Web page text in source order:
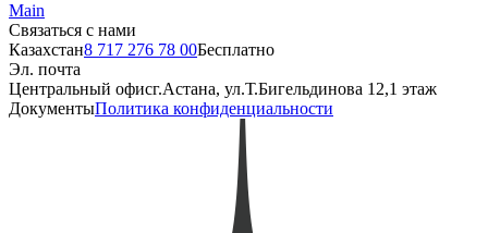
Main
Связаться с нами
Казахстан8 717 276 78 00Бесплатно
Эл. почта
Центральный офисг.Астана, ул.Т.Бигельдинова 12,1 этаж
ДокументыПолитика конфиденциальности